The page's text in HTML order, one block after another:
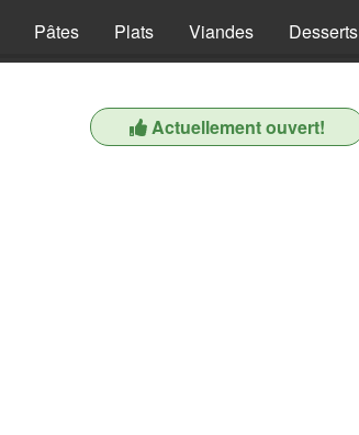
Pâtes Plats Viandes Desserts
Actuellement ouvert!